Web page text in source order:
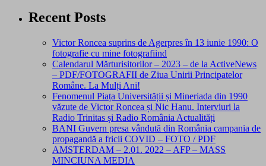
Recent Posts
Victor Roncea suprins de Agerpres în 13 iunie 1990: O
fotografie cu mine fotografiind
Calendarul Mărturisitorilor – 2023 – de la ActiveNews
– PDF/FOTOGRAFII de Ziua Unirii Principatelor
Române. La Mulți Ani!
Fenomenul Piața Universității și Mineriada din 1990
văzute de Victor Roncea și Nic Hanu. Interviuri la
Radio Trinitas și Radio România Actualități
BANI Guvern presa vândută din România campania de
propagandă a fricii COVID – FOTO / PDF
AMSTERDAM – 2.01. 2022 – AFP – MASS
MINCIUNA MEDIA